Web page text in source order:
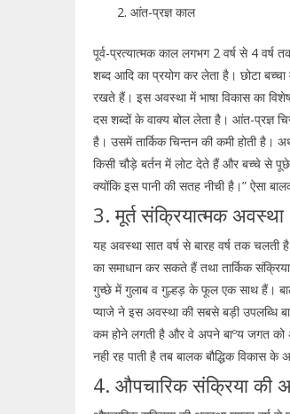
आंत-प्रज्ञ काल
पूर्व-प्रत्यात्मक काल लगभग 2 वर्ष से 4 वर्ष
शब्द आदि का प्रयोग कर लेता है। छोटा
रखते हैं। इस अवस्था में भाषा विकास का
दस शब्दों के वाक्य बोल लेता है। आंत-प्रज्ञ
है। उसमें तार्किक चिन्तन की कमी होती है।
किसी चौड़े बर्तन में लोट देते हैं और बच्चे से पूछे
क्योंकि इस पानी की सतह नीची है।” ऐसा
3. मूर्त संक्रियात्मक अवस्था
यह अवस्था सात वर्ष से बारह वर्ष तक
का समाधान कर सकते हैं तथा तार्किक
गुच्छे में गुलाब व गुल्हड़ के फूल एक साथ हैं।
प्याजे ने इस अवस्था की सबसे बड़ी उपलब्धि
कम होने लगती है और वे अपने बाºय जगत को
नही रह पाती है तब बालक बौद्धिक विकास
4. औपचारिक संक्रिया की